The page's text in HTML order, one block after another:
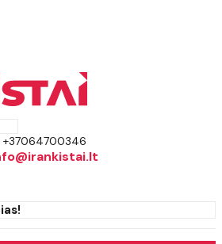
+37064700346